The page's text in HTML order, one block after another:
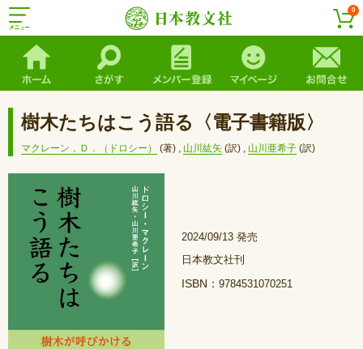
0
樹木たちはこう語る〈電子書籍版〉
マクレーン，Ｄ．（ドロシー） (著) , 山川紘矢 (訳) , 山川亜希子 (訳)
2024/09/13 発売
日本教文社刊
ISBN： 9784531070251